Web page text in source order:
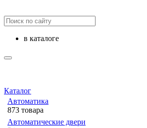
в каталоге
Каталог
Автоматика
873 товара
Автоматические двери